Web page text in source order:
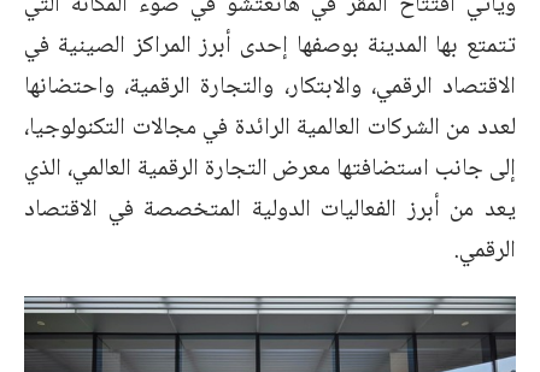
تتمتع بها المدينة بوصفها إحدى أبرز المراكز الصينية في
الاقتصاد الرقمي، والابتكار، والتجارة الرقمية، واحتضانها
لعدد من الشركات العالمية الرائدة في مجالات التكنولوجيا،
إلى جانب استضافتها معرض التجارة الرقمية العالمي، الذي
يعد من أبرز الفعاليات الدولية المتخصصة في الاقتصاد
الرقمي.